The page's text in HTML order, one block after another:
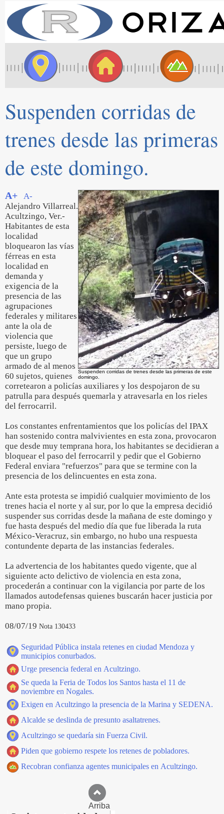
Suspenden corridas de
trenes desde las primeras
de este domingo.
Suspenden corridas de trenes desde las primeras de este
domingo.
A+
A-
Alejandro Villarreal.
Acultzingo, Ver.-
Habitantes de esta
localidad
bloquearon las vías
férreas en esta
localidad en
demanda y
exigencia de la
presencia de las
agrupaciones
federales y militares
ante la ola de
violencia que
persiste, luego de
que un grupo
armado de al menos
60 sujetos, quienes
corretearon a policías auxiliares y los despojaron de su
patrulla para después quemarla y atravesarla en los rieles
del ferrocarril.
Los constantes enfrentamientos que los policías del IPAX
han sostenido contra malvivientes en esta zona, provocaron
que desde muy temprana hora, los habitantes se decidieran a
bloquear el paso del ferrocarril y pedir que el Gobierno
Federal enviara "refuerzos" para que se termine con la
presencia de los delincuentes en esta zona.
Ante esta protesta se impidió cualquier movimiento de los
trenes hacia el norte y al sur, por lo que la empresa decidió
suspender sus corridas desde la mañana de este domingo y
fue hasta después del medio día que fue liberada la ruta
México-Veracruz, sin embargo, no hubo una respuesta
contundente departa de las instancias federales.
La advertencia de los habitantes quedo vigente, que al
siguiente acto delictivo de violencia en esta zona,
procederán a continuar con la vigilancia por parte de los
llamados autodefensas quienes buscarán hacer justicia por
mano propia.
08/07/19 Nota 130433
Seguridad Pública instala retenes en ciudad Mendoza y
municipios conurbados.
Urge presencia federal en Acultzingo.
Se queda la Feria de Todos los Santos hasta el 11 de
noviembre en Nogales.
Exigen en Acultzingo la presencia de la Marina y SEDENA.
Alcalde se deslinda de presunto asaltatrenes.
Acultzingo se quedaría sin Fuerza Civil.
Piden que gobierno respete los retenes de pobladores.
Recobran confianza agentes municipales en Acultzingo.
Arriba